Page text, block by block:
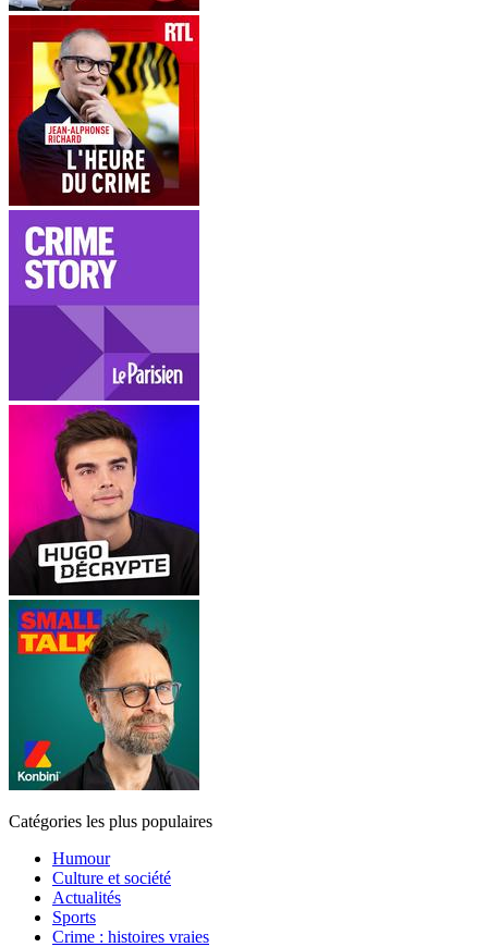
Catégories les plus populaires
Humour
Culture et société
Actualités
Sports
Crime : histoires vraies